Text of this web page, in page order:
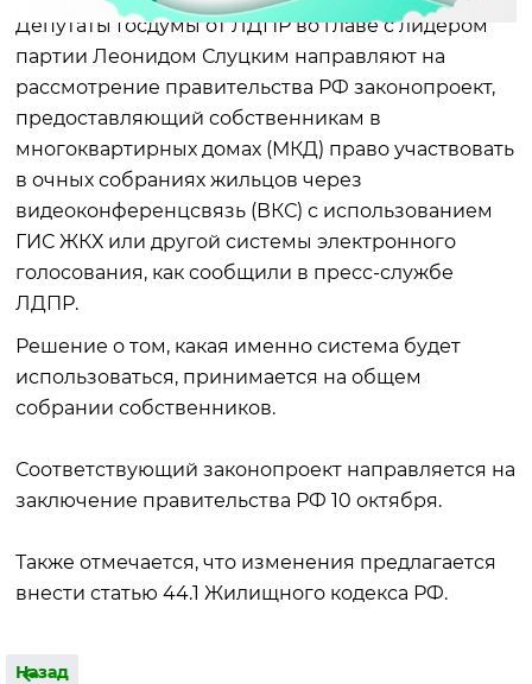
Депутаты Госдумы от ЛДПР во главе с лидером
партии Леонидом Слуцким направляют на
рассмотрение правительства РФ законопроект,
предоставляющий собственникам в
многоквартирных домах (МКД) право участвовать
в очных собраниях жильцов через
видеоконференцсвязь (ВКС) с использованием
ГИС ЖКХ или другой системы электронного
голосования, как сообщили в пресс-службе
ЛДПР.
Решение о том, какая именно система будет
использоваться, принимается на общем
собрании собственников.
Соответствующий законопроект направляется на
заключение правительства РФ 10 октября.
Также отмечается, что изменения предлагается
внести статью 44.1 Жилищного кодекса РФ.
Назад